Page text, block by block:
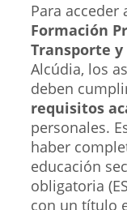
Para acceder
Formación
Transporte y
Alcúdia, los
deben
requisitos
personales.
haber
educación
obligatoria
con un título